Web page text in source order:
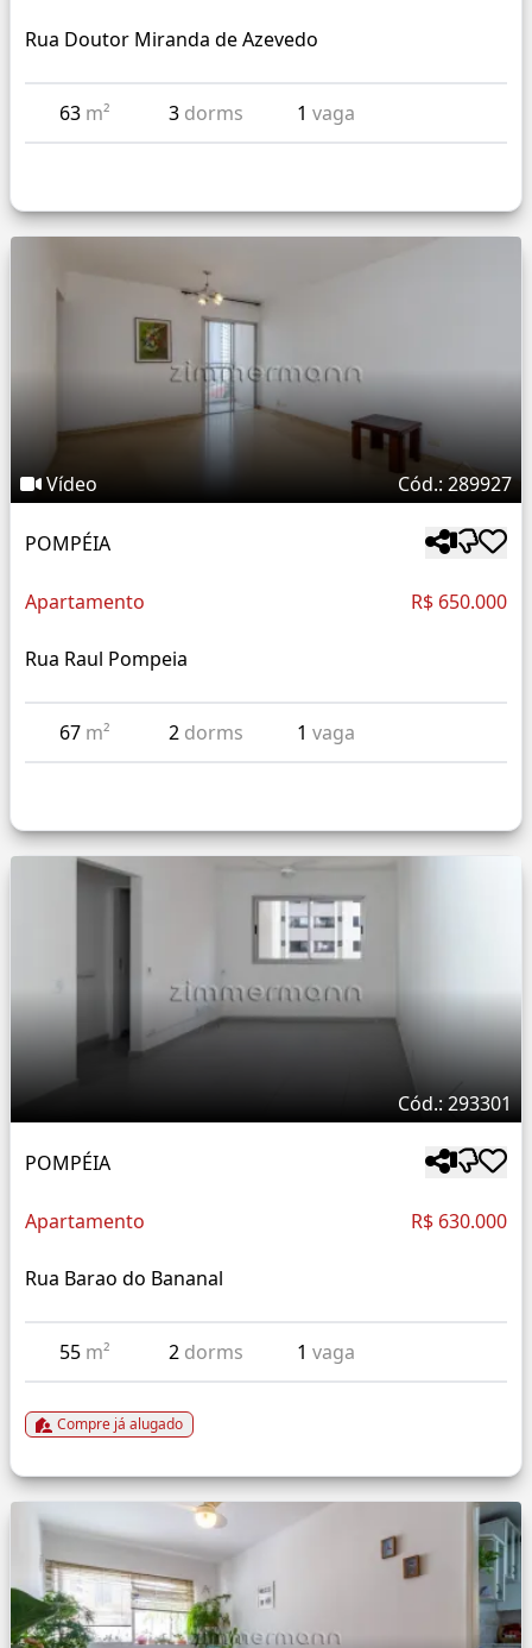
Rua Doutor Miranda de Azevedo
63 m² 3 dorms 1vaga
Vídeo Cód.: 289927
POMPÉIA
Apartamento R$ 650.000
Rua Raul Pompeia
67 m² 2 dorms 1vaga
Cód.: 293301
POMPÉIA
Apartamento R$ 630.000
Rua Barao do Bananal
55 m² 2 dorms 1vaga
Compre já alugado